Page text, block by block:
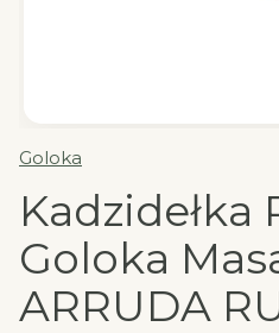
Goloka
Kadzidełka
Goloka
ARRUDA